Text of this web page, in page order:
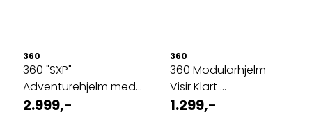
360
360 "SXP"
Adventurehjelm med
...
2.999,-
360
360 Modularhjelm
Visir Klart ...
1.299,-